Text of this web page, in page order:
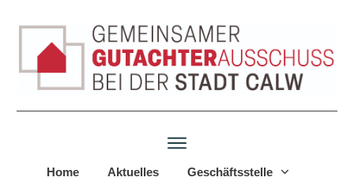
Home Aktuelles Geschäftsstelle